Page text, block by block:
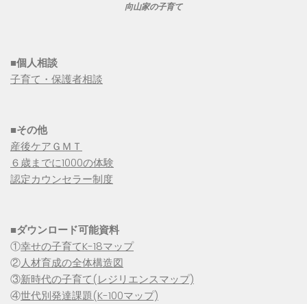
向山家の子育て
■個人相談
子育て・保護者相談
■その他
産後ケアＧＭＴ
６歳までに1000の体験
認定カウンセラー制度
■ダウンロード可能資料
①幸せの子育てK-18マップ
②人材育成の全体構造図
③新時代の子育て(レジリエンスマップ)
④世代別発達課題(K-100マップ)